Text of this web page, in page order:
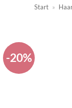
Start »
-20%